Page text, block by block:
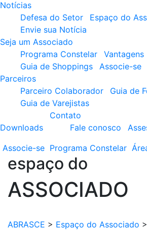
Notícias
Defesa do Setor
Espaço do
Envie sua Notícia
Seja um Associado
Programa Constelar
Vantagens
Guia de Shoppings
Associe-se
Parceiros
Parceiro Colaborador
Guia de
Guia de Varejistas
Downloads
Contato
Fale conosco
Associe-se Programa Constelar
espaço do
ASSOCIADO
ABRASCE > Espaço do Associado >